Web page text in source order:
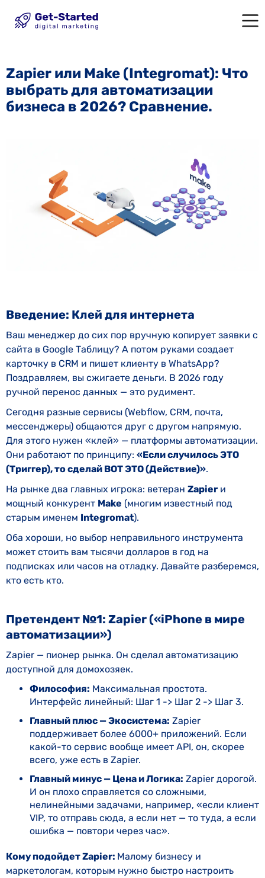
Zapier или Make (Integromat): Что
выбрать для автоматизации
бизнеса в 2026? Сравнение.
Введение: Клей для интернета
Ваш менеджер до сих пор вручную копирует заявки с
сайта в Google Таблицу? А потом руками создает
карточку в CRM и пишет клиенту в WhatsApp?
Поздравляем, вы сжигаете деньги. В 2026 году
ручной перенос данных — это рудимент.
Сегодня разные сервисы (Webflow, CRM, почта,
мессенджеры) общаются друг с другом напрямую.
Для этого нужен «клей» — платформы автоматизации.
Они работают по принципу: «Если случилось ЭТО
(Триггер), то сделай ВОТ ЭТО (Действие)».
На рынке два главных игрока: ветеран Zapier и
мощный конкурент Make (многим известный под
старым именем Integromat).
Оба хороши, но выбор неправильного инструмента
может стоить вам тысячи долларов в год на
подписках или часов на отладку. Давайте разберемся,
кто есть кто.
Претендент №1: Zapier («iPhone в мире
автоматизации»)
Zapier — пионер рынка. Он сделал автоматизацию
доступной для домохозяек.
Философия: Максимальная простота.
Интерфейс линейный: Шаг 1 -> Шаг 2 -> Шаг 3.
Главный плюс — Экосистема: Zapier
поддерживает более 6000+ приложений. Если
какой-то сервис вообще имеет API, он, скорее
всего, уже есть в Zapier.
Главный минус — Цена и Логика: Zapier дорогой.
И он плохо справляется со сложными,
нелинейными задачами, например, «если клиент
VIP, то отправь сюда, а если нет — то туда, а если
ошибка — повтори через час».
Кому подойдет Zapier: Малому бизнесу и
маркетологам, которым нужно быстро настроить